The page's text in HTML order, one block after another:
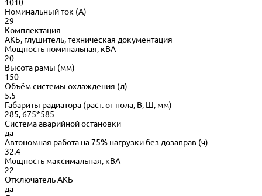
1010
Номинальный ток (А)
29
Комплектация
АКБ, глушитель, техническая документация
Мощность номинальная, кВА
20
Высота рамы (мм)
150
Объём системы охлаждения (л)
5.5
Габариты радиатора (раст. от пола, В, Ш, мм)
285, 675*585
Система аварийной остановки
да
Автономная работа на 75% нагрузки без дозаправ (ч)
32.4
Мощность максимальная, кВА
22
Отключатель АКБ
да